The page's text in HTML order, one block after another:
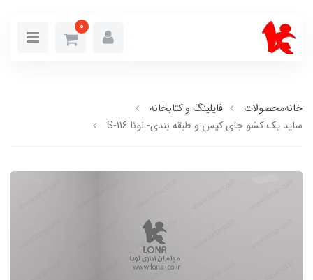
0
خانهمحصولات
فایلینگ و کتابخانه
ساید یک کشو جای کیس و طبقه بندی- لونا S-116